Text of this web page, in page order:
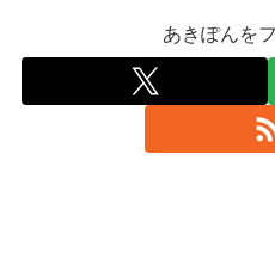
あきぽんを